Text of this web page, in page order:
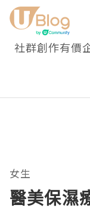
社群創作有價
女生
醫美保濕